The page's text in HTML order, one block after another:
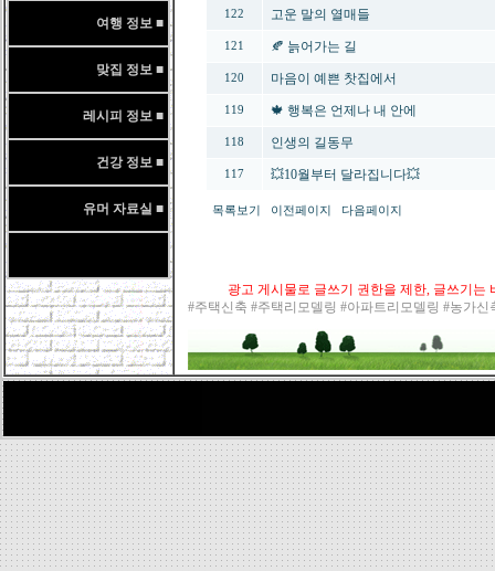
여행 정보 ■
맞집 정보 ■
레시피 정보 ■
건강 정보 ■
유머 자료실 ■
122 고운 말의 열매들
121 🍂 늙어가는 길
120 마음이 예쁜 찻집에서
119 🍁 행복은 언제나 내 안에
118 인생의 길동무
117 💥10월부터 달라집니다💥
목록보기 이전페이지 다음페이지
광고 게시물로 글쓰기 권한을 제한, 글쓰기는
#주택신축 #주택리모델링 #아파트리모델링 #농가